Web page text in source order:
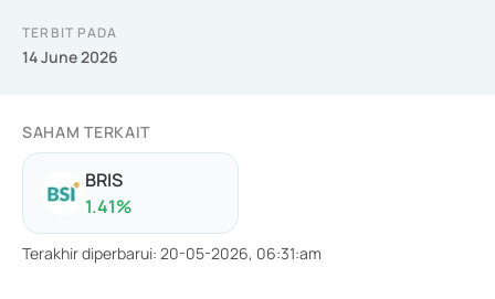
TERBIT PADA
14 June 2026
SAHAM TERKAIT
BRIS
1.41%
Terakhir diperbarui: 20-05-2026, 06:31:am